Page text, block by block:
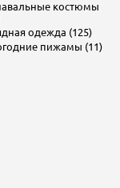
костюмы
одежда (125)
пижамы (11)